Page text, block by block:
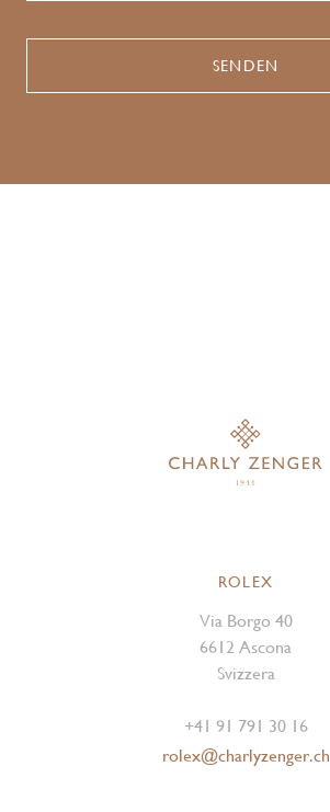
ROLEX
Via Borgo 40
6612 Ascona
Svizzera
+41 91 791 30 16
rolex@charlyzenger.ch